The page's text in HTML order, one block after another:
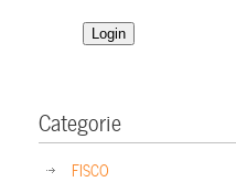
Categorie
FISCO